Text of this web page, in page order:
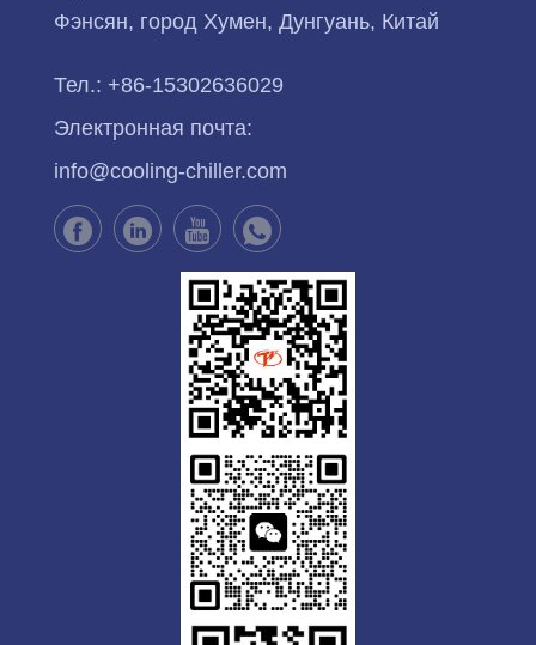
Фэнсян, город Хумен, Дунгуань, Китай
Тел.: +86-15302636029
Электронная почта:
info@cooling-chiller.com